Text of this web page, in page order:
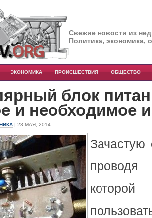
Свежие новости из
Политика, экономика,
ЭКОНОМИКА ПРОИСШЕСТВИЯ ОБЩЕСТВО
блок
и необходимое
| 23 МАЯ, 2014
Зачастую
проводя